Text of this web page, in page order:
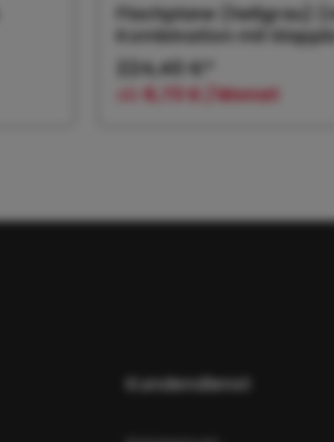
Flachplane (hellgrau)
Kombination mit
Vorderwand) zu
224,40 €*
ab 6,73 € / Monat
Kundendienst